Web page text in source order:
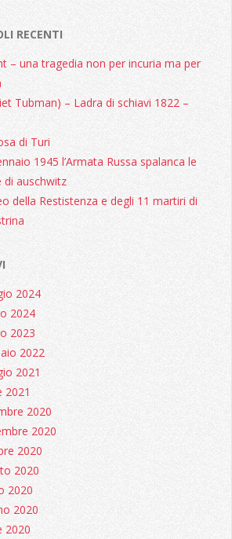
RECENTI
– una tragedia non per incuria ma per
Tubman) – Ladra di schiavi 1822 –
di Turi
1945 l’Armata Russa spalanca le
di auschwitz
della Restistenza e degli 11 martiri di
2024
2024
2023
2022
2021
2021
2020
2020
2020
2020
2020
2020
2020